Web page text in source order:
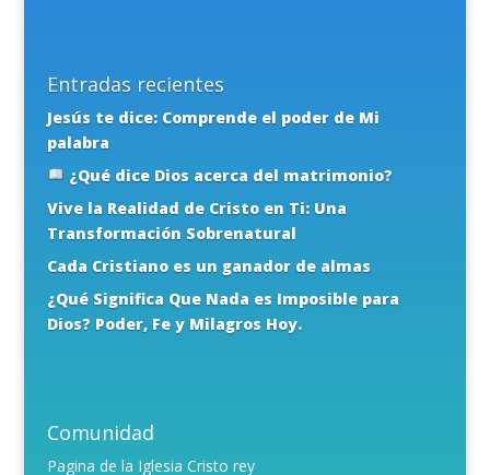
Entradas recientes
Jesús te dice: Comprende el poder de Mi
palabra
¿Qué dice Dios acerca del matrimonio?
Vive la Realidad de Cristo en Ti: Una
Transformación Sobrenatural
Cada Cristiano es un ganador de almas
¿Qué Significa Que Nada es Imposible para
Dios? Poder, Fe y Milagros Hoy.
Comunidad
Pagina de la Iglesia Cristo rey